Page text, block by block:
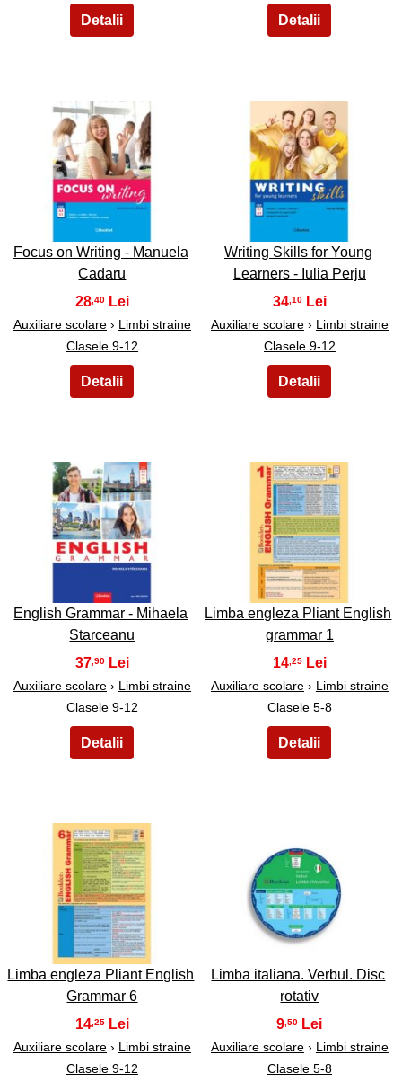
43
Focus on Writing - Manuela
Cadaru
28 ,40
Auxiliare scolare› Limbi straine
Clasele 9-12
44
Writing Skills for Young
Learners - Iulia Perju
34 ,10
Auxiliare scolare› Limbi straine
Clasele 9-12
45
English Grammar - Mihaela
Starceanu
37,90
Auxiliare scolare› Limbi straine
Clasele 9-12
46
Limba engleza Pliant English
grammar 1
14 ,25
Auxiliare scolare› Limbi straine
Clasele 5-8
47
Limba engleza Pliant English
Grammar 6
14 ,25
Auxiliare scolare› Limbi straine
Clasele 9-12
48
Limba italiana. Verbul. Disc
rotativ
9 ,50
Auxiliare scolare› Limbi straine
Clasele 5-8